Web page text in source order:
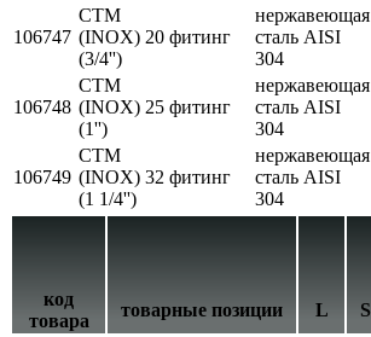
106747
СТМ
(INOX) 20
(3/4'')
фитинг
нержавеющая
сталь AISI
304
106748
СТМ
(INOX) 25
(1'')
фитинг
нержавеющая
сталь AISI
304
106749
СТМ
(INOX) 32
(1 1/4'')
фитинг
нержавеющая
сталь AISI
304
код
товара
товарные позиции L S